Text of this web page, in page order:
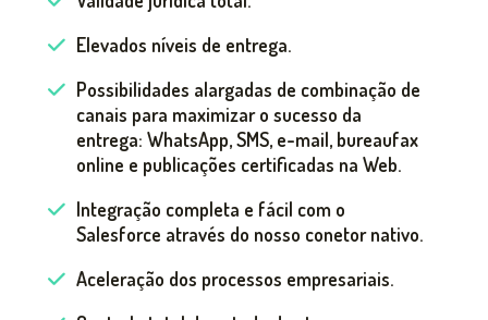
Elevados níveis de entrega.
Possibilidades alargadas de combinação de
canais para maximizar o sucesso da
entrega: WhatsApp, SMS, e-mail, bureaufax
online e publicações certificadas na Web.
Integração completa e fácil com o
Salesforce através do nosso conetor nativo.
Aceleração dos processos empresariais.